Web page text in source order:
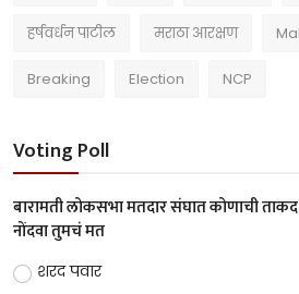
हर्षवर्धन पाटील मराठा आरक्षण
Breaking Election NCP
Voting Poll
बारामती लोकसभा मतदार संघात कोणाची
नोंदवा तुमचं मत
शरद पवार